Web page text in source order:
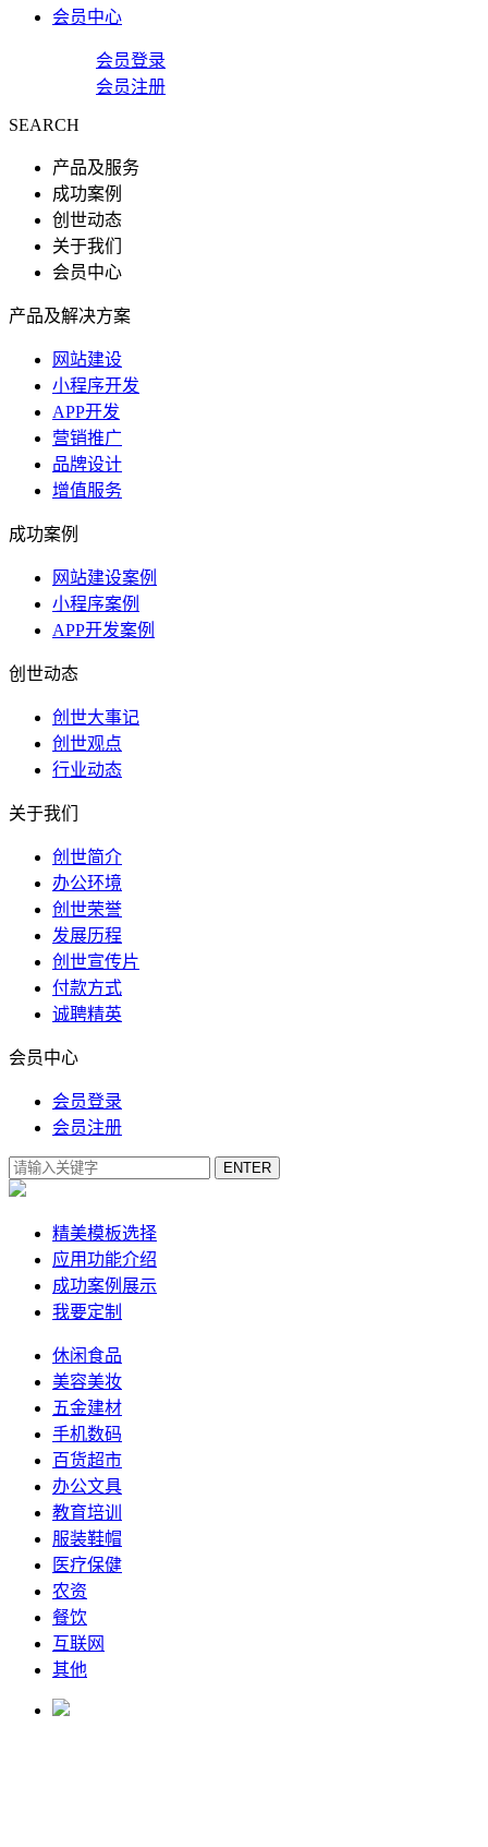
会员中心
会员登录
会员注册
SEARCH
产品及服务
成功案例
创世动态
关于我们
会员中心
产品及解决方案
网站建设
小程序开发
APP开发
营销推广
品牌设计
增值服务
成功案例
网站建设案例
小程序案例
APP开发案例
创世动态
创世大事记
创世观点
行业动态
关于我们
创世简介
办公环境
创世荣誉
发展历程
创世宣传片
付款方式
诚聘精英
会员中心
会员登录
会员注册
精美模板选择
应用功能介绍
成功案例展示
我要定制
休闲食品
美容美妆
五金建材
手机数码
百货超市
办公文具
教育培训
服装鞋帽
医疗保健
农资
餐饮
互联网
其他